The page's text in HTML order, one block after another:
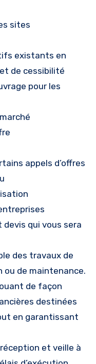
sites
existants en
de cessibilité
pour les
appels d’offres
qui vous sera
des travaux de
ou de maintenance.
de façon
destinées
en garantissant
et veille à